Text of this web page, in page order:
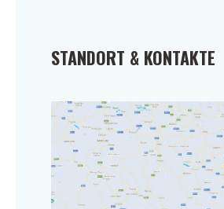
STANDORT & KONTAKTE